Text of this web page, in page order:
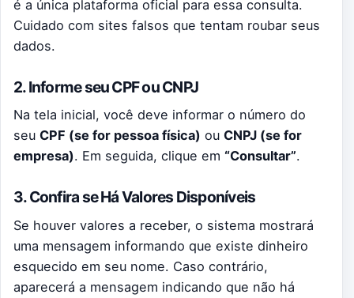
é a única plataforma oficial para essa consulta.
Cuidado com sites falsos que tentam roubar seus
dados.
2. Informe seu CPF ou CNPJ
Na tela inicial, você deve informar o número do
seu CPF (se for pessoa física) ou CNPJ (se for
empresa). Em seguida, clique em “Consultar”.
3. Confira se Há Valores Disponíveis
Se houver valores a receber, o sistema mostrará
uma mensagem informando que existe dinheiro
esquecido em seu nome. Caso contrário,
aparecerá a mensagem indicando que não há